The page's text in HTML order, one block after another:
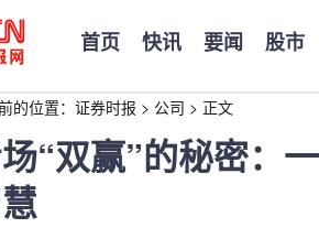
首页 快讯 要闻 股市
的位置： 证券时报 > 公司 > 正文
“双赢”的秘密：